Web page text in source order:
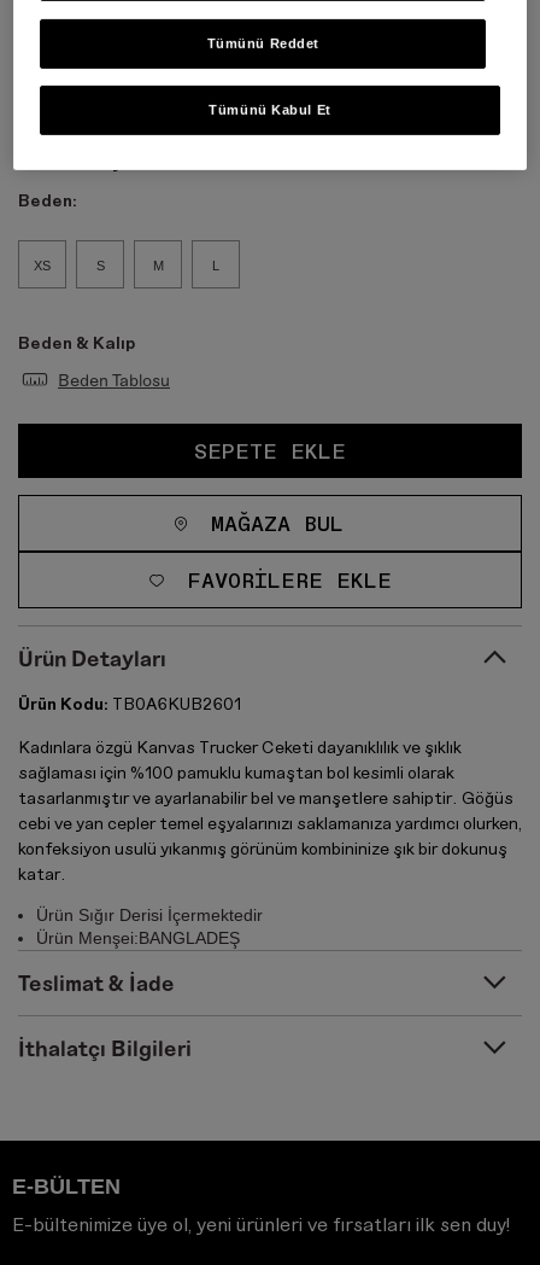
Beden:
XS S M L
Beden & Kalıp
Beden Tablosu
SEPETE EKLE
MAĞAZA BUL
FAVORILERE EKLE
Ürün Detayları
Ürün Kodu: TB0A6KUB2601
Kadınlara özgü Kanvas Trucker Ceketi dayanıklılık ve şıklık
sağlaması için %100 pamuklu kumaştan bol kesimli olarak
tasarlanmıştır ve ayarlanabilir bel ve manşetlere sahiptir. Göğüs
cebi ve yan cepler temel eşyalarınızı saklamanıza yardımcı olurken,
konfeksiyon usulü yıkanmış görünüm kombininize şık bir dokunuş
katar.
Ürün Sığır Derisi İçermektedir
Ürün Menşei:BANGLADEŞ
Teslimat & İade
İthalatçı Bilgileri
E-BÜLTEN
E-bültenimize üye ol, yeni ürünleri ve fırsatları ilk sen duy!
Tümünü Reddet
Tümünü Kabul Et